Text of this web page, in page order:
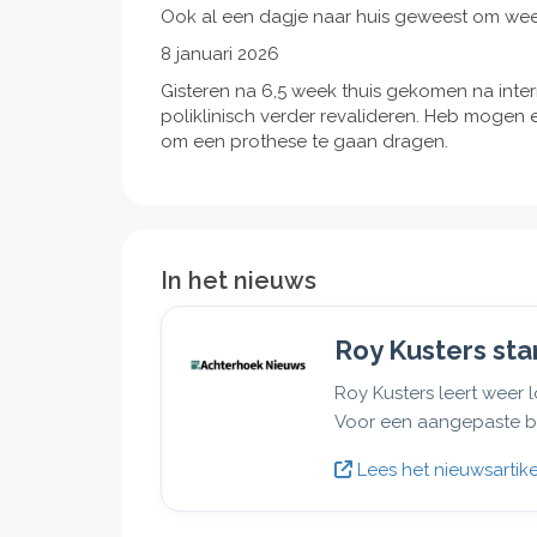
Ook al een dagje naar huis geweest om
8 januari 2026
Gisteren na 6,5 week thuis gekomen na
poliklinisch verder revalideren. Heb mogen
om een prothese te gaan dragen.
In het nieuws
Roy Kusters
Roy Kusters leert
Voor een aangepaste
Lees het